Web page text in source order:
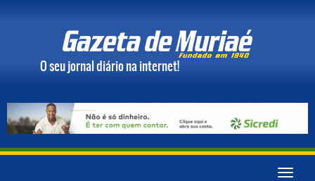
O seu jornal diário na internet!
Toggle